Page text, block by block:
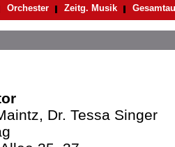
Orchester Zeitg. Musik
Dr. Tessa Singer